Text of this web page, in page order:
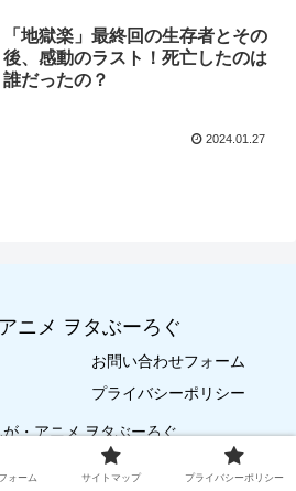
「地獄楽」最終回の生存者とその
後、感動のラスト！死亡したのは
誰だったの？
2024.01.27
ニメ ヲタぶーろぐ
お問い合わせフォーム
プライバシーポリシー
・アニメ ヲタぶーろぐ.
ォーム サイトマップ プライバシーポリシー